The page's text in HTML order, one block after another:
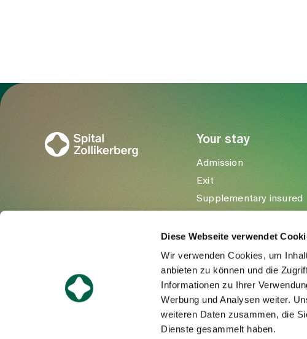
Diese Webseite verwendet
Wir verwenden Cookies, um
anbieten zu können und die
Informationen zu Ihrer
Werbung und Analysen weiter.
weiteren Daten zusammen, die
Dienste gesammelt haben.
Your stay
Admission
Exit
Supplementary insured